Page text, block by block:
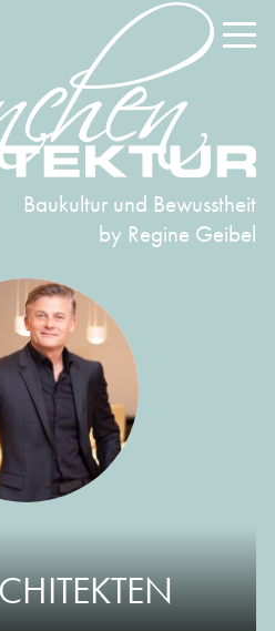
Baukultur und Bewusstheit
by Regine Geibel